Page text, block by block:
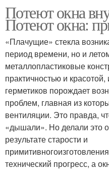
Потеют окна
Потеют окна:
«Плачущие» стекла
период времени, но и
металлопластиковые
практичностью и
герметиков порождает
проблем, главная из
вентиляции. Это правда,
«дышали». Но делали это
результате старости и
технический прогресс, а